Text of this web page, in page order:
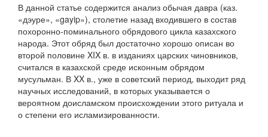
В данной статье содержится анализ обычая давра (каз.
«дэуре», «gayip»), столетие назад входившего в состав
похоронно-поминального обрядового цикла казахского
народа. Этот обряд был достаточно хорошо описан во
второй половине XIX в. в изданиях царских чиновников,
считался в казахской среде исконным обрядом
мусульман. В XX в., уже в советский период, выходит ряд
научных исследований, в которых указывается о
вероятном доисламском происхождении этого ритуала и
о степени его исламизированности.